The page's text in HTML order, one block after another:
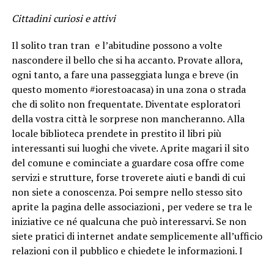
Cittadini curiosi e attivi
Il solito tran tran e l’abitudine possono a volte
nascondere il bello che si ha accanto. Provate allora,
ogni tanto, a fare una passeggiata lunga e breve (in
questo momento #iorestoacasa) in una zona o strada
che di solito non frequentate. Diventate esploratori
della vostra città le sorprese non mancheranno. Alla
locale biblioteca prendete in prestito il libri più
interessanti sui luoghi che vivete. Aprite magari il sito
del comune e cominciate a guardare cosa offre come
servizi e strutture, forse troverete aiuti e bandi di cui
non siete a conoscenza. Poi sempre nello stesso sito
aprite la pagina delle associazioni , per vedere se tra le
iniziative ce né qualcuna che può interessarvi. Se non
siete pratici di internet andate semplicemente all’ufficio
relazioni con il pubblico e chiedete le informazioni. I